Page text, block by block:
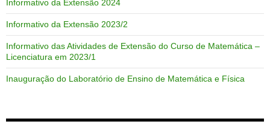
Informativo da Extensão 2024
Informativo da Extensão 2023/2
Informativo das Atividades de Extensão do Curso de Matemática –
Licenciatura em 2023/1
Inauguração do Laboratório de Ensino de Matemática e Física